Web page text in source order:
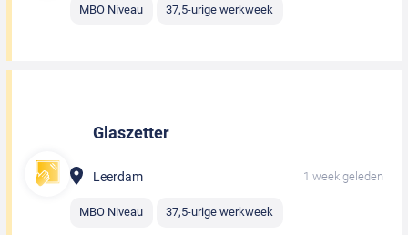
MBO Niveau 37,5-urige werkweek
Glaszetter
Leerdam 1 week geleden
MBO Niveau 37,5-urige werkweek